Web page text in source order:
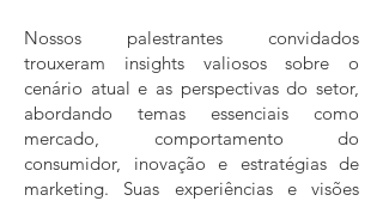
Nossos palestrantes convidados
trouxeram insights valiosos sobre o
cenário atual e as perspectivas do setor,
abordando temas essenciais como
mercado, comportamento do
consumidor, inovação e estratégias de
marketing. Suas experiências e visões